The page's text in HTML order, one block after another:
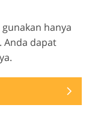
hanya
Anda dapat